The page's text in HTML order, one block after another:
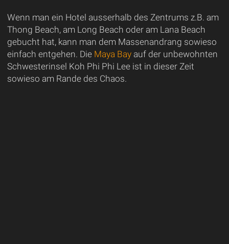
Wenn man ein Hotel ausserhalb des Zentrums z.B. am
Thong Beach, am Long Beach oder am Lana Beach
gebucht hat, kann man dem Massenandrang sowieso
einfach entgehen. Die Maya Bayauf der unbewohnten
Schwesterinsel Koh Phi Phi Lee ist in dieser Zeit
sowieso am Rande des Chaos.